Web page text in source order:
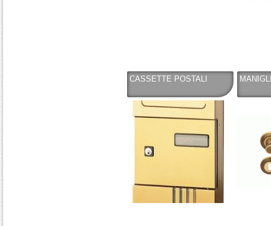
CASSETTE POSTALI